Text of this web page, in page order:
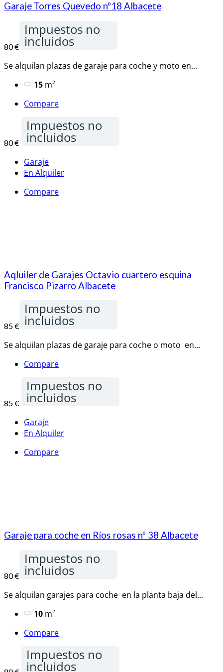
Garaje Torres Quevedo nº18 Albacete
80 €
Impuestos no
incluidos
Se alquilan plazas de garaje para coche y moto en...
15 m²
Compare
80 €
Impuestos no
incluidos
Garaje
En Alquiler
Compare
Aqluiler de Garajes Octavio cuartero esquina
Francisco Pizarro Albacete
85 €
Impuestos no
incluidos
Se alquilan plazas de garaje para coche o moto en...
Compare
85 €
Impuestos no
incluidos
Garaje
En Alquiler
Compare
Garaje para coche en Ríos rosas nº 38 Albacete
80 €
Impuestos no
incluidos
Se alquilan garajes para coche en la planta baja del...
10 m²
Compare
Impuestos no
incluidos